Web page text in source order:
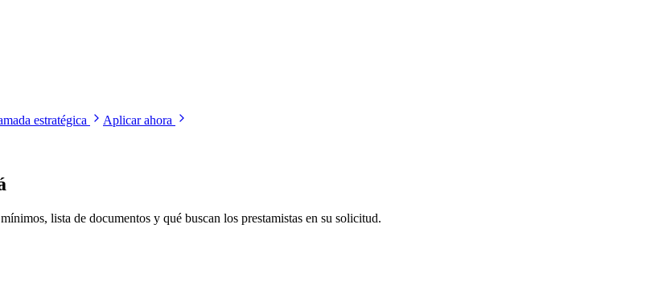
estratégica Aplicar ahora
lista de documentos y qué buscan los prestamistas en su solicitud.